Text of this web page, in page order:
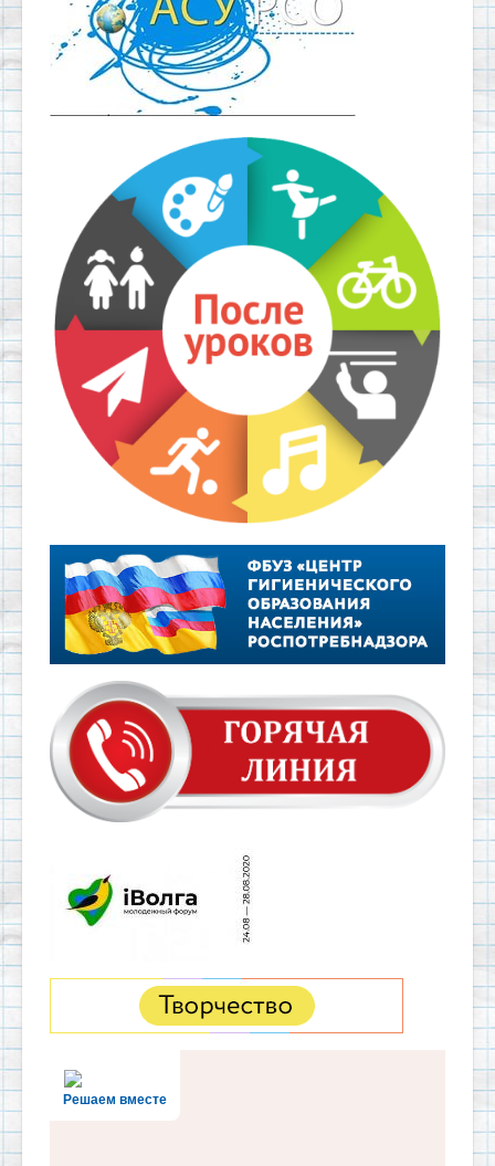
Решаем вместе